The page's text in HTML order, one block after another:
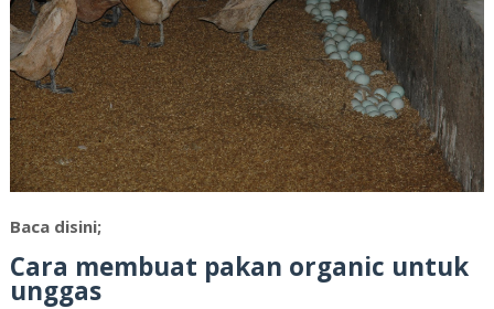
Baca disini;
Cara membuat pakan organic untuk
unggas